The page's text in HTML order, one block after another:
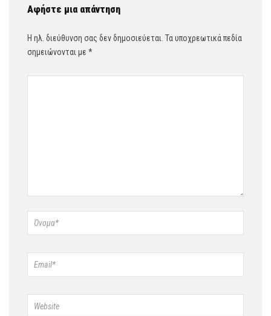
Αφήστε μια απάντηση
Η ηλ. διεύθυνση σας δεν δημοσιεύεται. Τα υποχρεωτικά πεδία
σημειώνονται με *